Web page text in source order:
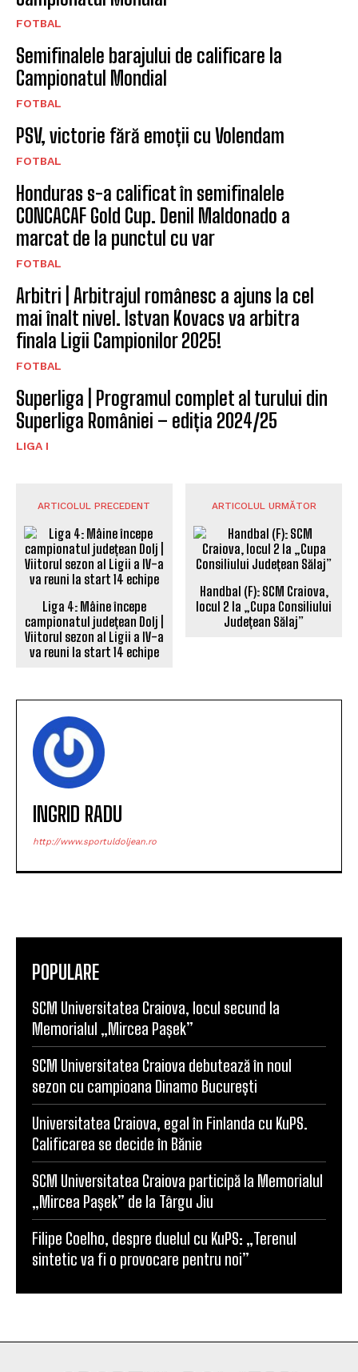
FOTBAL
Semifinalele barajului de calificare la
Campionatul Mondial
FOTBAL
PSV, victorie fără emoții cu Volendam
FOTBAL
Honduras s-a calificat în semifinalele
CONCACAF Gold Cup. Denil Maldonado a
marcat de la punctul cu var
FOTBAL
Arbitri | Arbitrajul românesc a ajuns la cel
mai înalt nivel. Istvan Kovacs va arbitra
finala Ligii Campionilor 2025!
FOTBAL
Superliga | Programul complet al turului din
Superliga României – ediția 2024/25
LIGA I
ARTICOLUL PRECEDENT
Liga 4: Mâine începe
campionatul județean Dolj |
Viitorul sezon al Ligii a IV-a
va reuni la start 14 echipe
ARTICOLUL URMĂTOR
Handbal (F): SCM Craiova,
locul 2 la „Cupa Consiliului
Județean Sălaj”
INGRID RADU
http://www.sportuldoljean.ro
POPULARE
SCM Universitatea Craiova, locul secund la
Memorialul „Mircea Pașek”
SCM Universitatea Craiova debutează în noul
sezon cu campioana Dinamo București
Universitatea Craiova, egal în Finlanda cu KuPS.
Calificarea se decide în Bănie
SCM Universitatea Craiova participă la Memorialul
„Mircea Pașek” de la Târgu Jiu
Filipe Coelho, despre duelul cu KuPS: „Terenul
sintetic va fi o provocare pentru noi”